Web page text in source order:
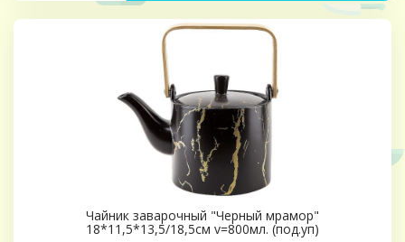
Чайник заварочный "Черный мрамор"
18*11,5*13,5/18,5см v=800мл. (под.уп)